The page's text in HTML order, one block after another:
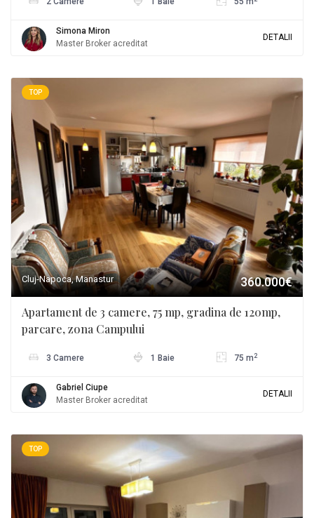
Simona Miron
Master Broker acreditat
DETALII
TOP
Cluj-Napoca, Manastur 360.000€
Apartament de 3 camere, 75 mp, gradina de 120mp,
parcare, zona Campului
3 Camere 1 Baie 75 m 2
Gabriel Ciupe
Master Broker acreditat
DETALII
TOP